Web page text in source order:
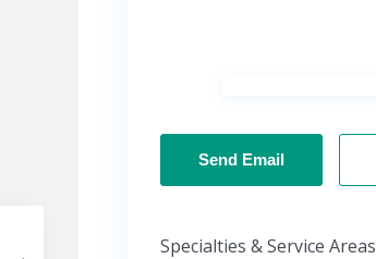
Send Email
Specialties & Service Areas